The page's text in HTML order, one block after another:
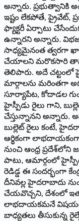
అన్నారు. ప్రభుత్వానికి
ఇష్టం లేకపోతే, ప్రైవేట్‌,
‌ఫ్యాక్టరీ ఏర్పాటు
ఉన్నారని అన్నారు.
సాధ్యమైనంత త్వరగా
చేయాలని మరొకసారి తాను
‌తెలిపారు. అదే
మార్గాలను మరింతగా
సూర్యాపేట, కోదాడల
హైస్పీడు రైలు గాని,
చేస్తున్నానని అన్నారు.
బుల్లెట్‌ ‌రైలు కంటే,
ఆర్థికంగా
నుంచి ఆంధ్ర ప్రదేశ్‌లోని
పాటు, ఆమార్గంలో
‌రెడిడ్డ ఈ సందర్భంగా
దీనివల్ల హైదరాబాదు
చేయవొచ్చని, దేశంలో
లాభదాయకమనే విషయం
బాధ్యతలు తీసుకున్న